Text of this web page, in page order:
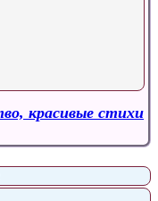
красивые стихи